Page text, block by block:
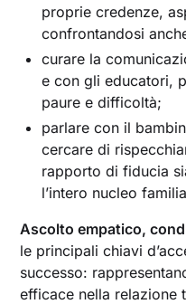
proprie credenze,
confrontandosi
curare la
e con gli educatori,
paure e difficoltà;
parlare con il
cercare di
rapporto di fiducia
l’intero nucleo
Ascolto empatico,
le principali chiavi
successo:
efficace nella relazione